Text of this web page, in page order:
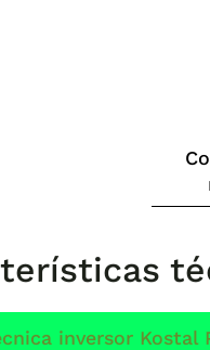
inversor Kostal